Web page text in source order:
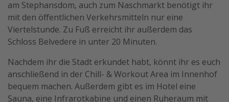
am Stephansdom, auch zum Naschmarkt benötigt ihr
mit den öffentlichen Verkehrsmitteln nur eine
Viertelstunde. Zu Fuß erreicht ihr außerdem das
Schloss Belvedere in unter 20 Minuten.
Nachdem ihr die Stadt erkundet habt, könnt ihr es euch
anschließend in der Chill- & Workout Area im Innenhof
bequem machen. Außerdem gibt es im Hotel eine
Sauna, eine Infrarotkabine und einen Ruheraum mit